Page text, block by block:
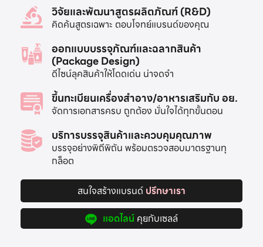
วิจัยและพัฒนาสูตรผลิตภัณฑ์ (R&D)
คิดค้นสูตรเฉพาะ ตอบโจทย์แบรนด์ของคุณ
ออกแบบบรรจุภัณฑ์และฉลากสินค้า
(Package Design)
ดีไซน์ลุคสินค้าให้โดดเด่น น่าจดจำ
ขึ้นทะเบียนเครื่องสำอาง/อาหารเสริมกับ อย.
จัดการเอกสารครบ ถูกต้อง มั่นใจได้ทุกขั้นตอน
บริการบรรจุสินค้าและควบคุมคุณภาพ
บรรจุอย่างพิถีพิถัน พร้อมตรวจสอบมาตรฐานทุ
กล็อต
สนใจสร้างแบรนด์ ปรึกษาเรา
แอดไลน์ คุยกับเซลล์